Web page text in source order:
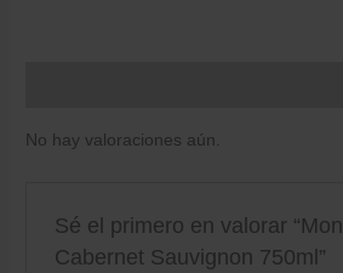
No hay valoraciones aún.
Sé el primero en valorar
Cabernet Sauvignon 750ml”